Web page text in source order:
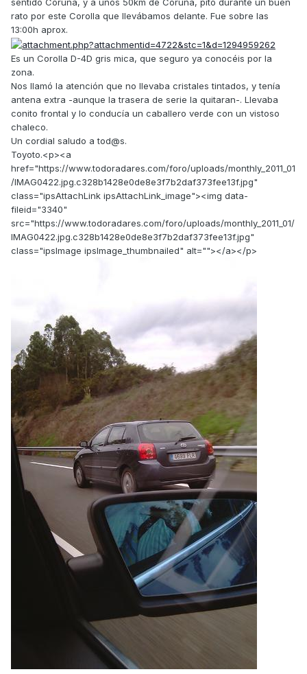
sentido Coruña, y a unos 50km de Coruña, pitó durante un buen
rato por este Corolla que llevábamos delante. Fue sobre las
13:00h aprox.
Es un Corolla D-4D gris mica, que seguro ya conocéis por la
zona.
Nos llamó la atención que no llevaba cristales tintados, y tenía
antena extra -aunque la trasera de serie la quitaran-. Llevaba
conito frontal y lo conducía un caballero verde con un vistoso
chaleco.
Un cordial saludo a tod@s.
Toyoto.<p><a
href="https://www.todoradares.com/foro/uploads/monthly_2011_01
/IMAG0422.jpg.c328b1428e0de8e3f7b2daf373fee13f.jpg"
class="ipsAttachLink ipsAttachLink_image"><img data-
fileid="3340"
src="https://www.todoradares.com/foro/uploads/monthly_2011_01/
IMAG0422.jpg.c328b1428e0de8e3f7b2daf373fee13f.jpg"
class="ipsImage ipsImage_thumbnailed" alt=""></a></p>